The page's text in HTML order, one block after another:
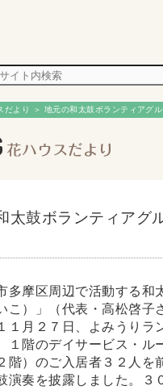
だより ＞ 地元の和太鼓ボランティアグ
太鼓ボランティアグ
多摩区周辺で活動する和
こ）」（代表・高松啓子
１月２７日、よみうりラ
１階のデイサービス・ル
階）のご入居者３２人を
演奏を披露しました。３